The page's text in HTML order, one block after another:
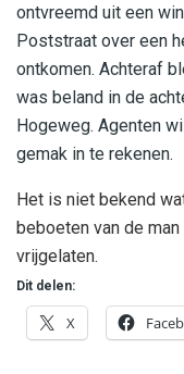
ontvreemd uit een
Poststraat over een
ontkomen. Achteraf
was beland in de
Hogeweg. Agenten
gemak in te rekenen.
Het is niet bekend
beboeten van de
vrijgelaten.
Dit delen:
X